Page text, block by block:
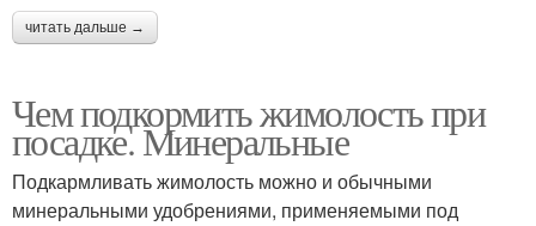
читать дальше →
Чем подкормить жимолость при
посадке. Минеральные
Подкармливать жимолость можно и обычными
минеральными удобрениями, применяемыми под